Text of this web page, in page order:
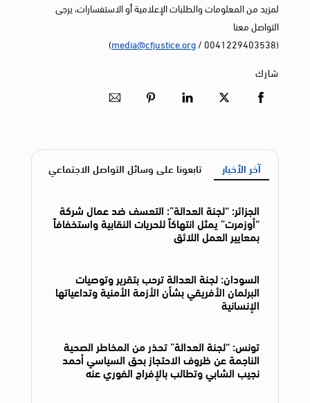
لمزيد من المعلومات والطلبات الإعلامية أو الاستفسارات، يرجى
التواصل معنا
(0041229403538 /
media@cfjustice.org
)
شارك
آخر الأخبار تابعونا على وسائل التواصل الاجتماعي
الجزائر: “لجنة العدالة”: التعسف ضد عمال شركة
“أوزمرت” يمثل انتهاكاً للحريات النقابية واستخفافاً
بمعايير العمل اللائق
السودان: لجنة العدالة ترحب بتقرير وتوصيات
البرلمان الأفريقي بشأن الأزمة الأمنية وتداعياتها
الإنسانية
تونس: “لجنة العدالة” تحذر من المخاطر الصحية
الناجمة عن ظروف الاحتجاز بحق السياسي أحمد
نجيب الشابي وتطالب بالإفراج الفوري عنه